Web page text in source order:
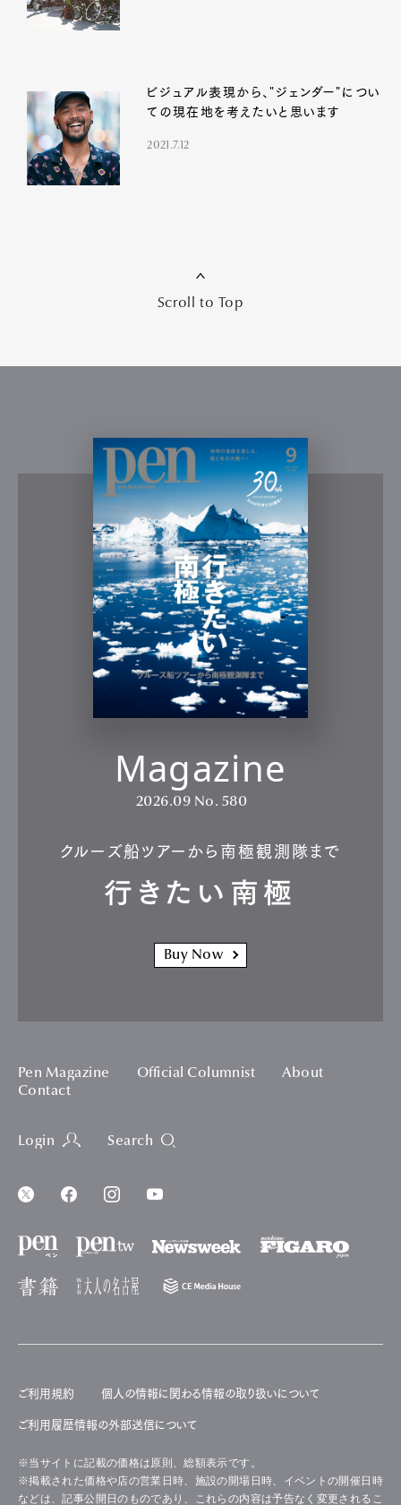
ビジュアル表現から、"ジェンダー"につい
ての現在地を考えたいと思います
2021.7.12
Scroll to Top
Magazine
2026.09 No. 580
クルーズ船ツアーから南極観測隊まで
行きたい南極
Buy Now
Pen Magazine Official Columnist
About
Contact
Login Search
ご利用規約 個人の情報に関わる情報の取り扱いについて
ご利用履歴情報の外部送信について
※当サイトに記載の価格は原則、総額表示です。
※掲載された価格や店の営業日時、施設の開場日時、イベントの開催日時
などは、記事公開日のものであり、これらの内容は予告なく変更されるこ